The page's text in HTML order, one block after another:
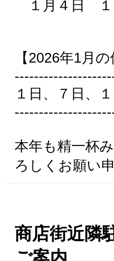
１月４日 １
【2026年1月の
１日、７日、
本年も精一杯
ろしくお願い
商店街近隣